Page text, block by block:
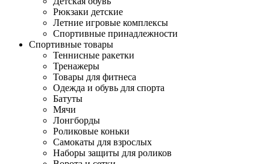
Рюкзаки детские
Летние игровые комплексы
Спортивные принадлежности
Спортивные товары
Теннисные ракетки
Тренажеры
Товары для фитнеса
Одежда и обувь для спорта
Батуты
Мячи
Лонгборды
Роликовые коньки
Самокаты для взрослых
Наборы защиты для роликов